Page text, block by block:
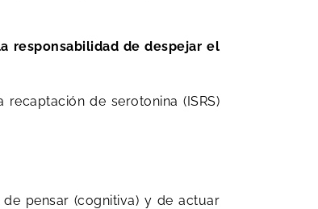
responsabilidad de despejar el
de serotonina (ISRS)
pensar (cognitiva) y de actuar